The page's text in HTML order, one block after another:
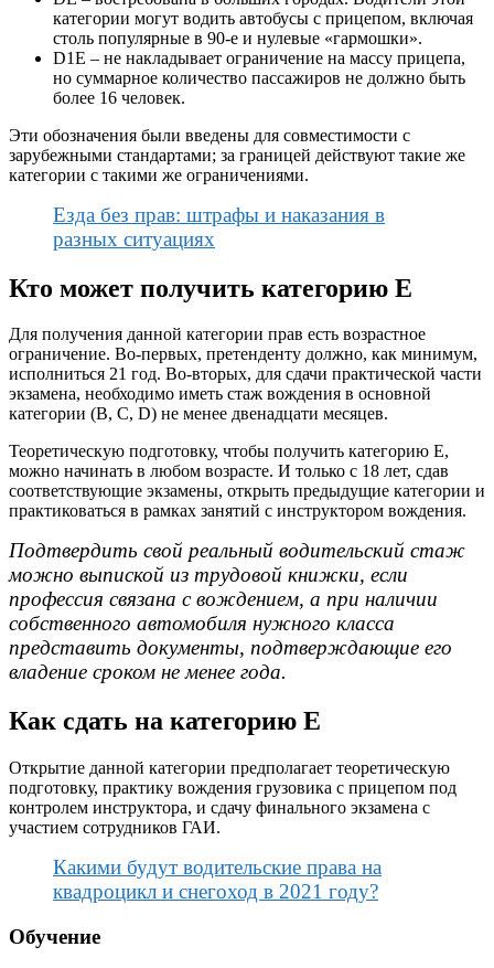
категории могут водить автобусы с прицепом, включая
столь популярные в 90-е и нулевые «гармошки».
D1E – не накладывает ограничение на массу прицепа,
но суммарное количество пассажиров не должно быть
более 16 человек.
Эти обозначения были введены для совместимости с
зарубежными стандартами; за границей действуют такие же
категории с такими же ограничениями.
Езда без прав: штрафы и наказания в
разных ситуациях
Кто может получить категорию Е
Для получения данной категории прав есть возрастное
ограничение. Во-первых, претенденту должно, как минимум,
исполниться 21 год. Во-вторых, для сдачи практической части
экзамена, необходимо иметь стаж вождения в основной
категории (В, С, D) не менее двенадцати месяцев.
Теоретическую подготовку, чтобы получить категорию Е,
можно начинать в любом возрасте. И только с 18 лет, сдав
соответствующие экзамены, открыть предыдущие категории и
практиковаться в рамках занятий с инструктором вождения.
Подтвердить свой реальный водительский стаж
можно выпиской из трудовой книжки, если
профессия связана с вождением, а при наличии
собственного автомобиля нужного класса
представить документы, подтверждающие его
владение сроком не менее года.
Как сдать на категорию Е
Открытие данной категории предполагает теоретическую
подготовку, практику вождения грузовика с прицепом под
контролем инструктора, и сдачу финального экзамена с
участием сотрудников ГАИ.
Какими будут водительские права на
квадроцикл и снегоход в 2021 году?
Обучение